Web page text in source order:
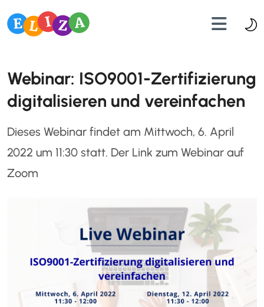
Webinar: ISO9001-Zertifizierung
digitalisieren und vereinfachen
Dieses Webinar findet am Mittwoch, 6. April
2022 um 11:30 statt. Der Link zum Webinar auf
Zoom